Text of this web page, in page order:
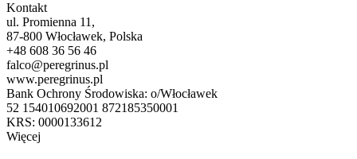
Kontakt
ul. Promienna 11,
87-800 Włocławek, Polska
+48 608 36 56 46
falco@peregrinus.pl
www.peregrinus.pl
Bank Ochrony Środowiska: o/Włocławek
52 154010692001 872185350001
KRS: 0000133612
Więcej